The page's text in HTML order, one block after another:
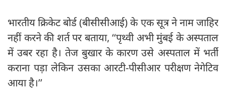
भारतीय क्रिकेट बोर्ड (बीसीसीआई) के एक सूत्र ने नाम जाहिर
नहीं करने की शर्त पर बताया, ‘‘पृथ्वी अभी मुंबई के अस्पताल
में उबर रहा है। तेज बुखार के कारण उसे अस्पताल में भर्ती
कराना पड़ा लेकिन उसका आरटी-पीसीआर परीक्षण नेगेटिव
आया है।’’